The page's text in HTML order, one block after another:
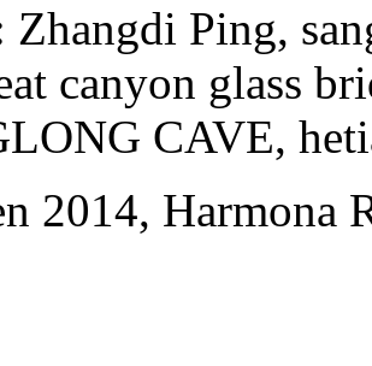
Zhangdi Ping,
canyon glass
CAVE,
2014, Harmona